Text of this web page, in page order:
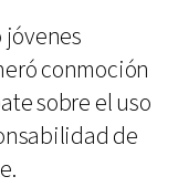
jóvenes
conmoción
sobre el uso
de